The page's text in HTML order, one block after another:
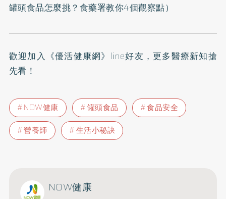
罐頭食品怎麼挑？食藥署教你4個觀察點）
歡迎加入 《優活健康網》line好友 ，更多醫療新知搶
先看！
NOW健康 罐頭食品
食品安全
營養師
生活小秘訣
NOW健康